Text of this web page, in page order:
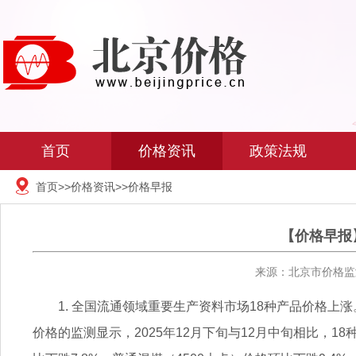
首页 价格资讯 政策法规
首页>>价格资讯>>价格早报
【价格早
来源：北京市价格
1. 全国流通领域重要生产资料市场18种产品价格上
价格的监测显示，2025年12月下旬与12月中旬相比，18